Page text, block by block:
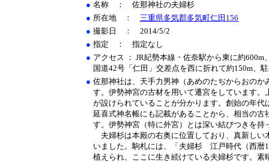
● 名称 ： 佐那神社の夫婦杉
● 所在地 ： 三重県多気郡多気町仁田156
● 撮影日 ： 2014/5/2
● 指定 ： 指定なし
● アクセス ： JR紀勢本線・佐奈駅から東に約
国道42号「仁田」交差点を西に折れて約150m、
● 佐那神社は、天手力男神（あめのたぢからおのか
す。伊勢神宮の古材を用いて遷宮をしています。
が設けられていることが分かります。創始の年代
延喜式神名帳にも記載があることから、相当の古
す。伊勢神宮（特に外宮）とは深い結びつきを持
夫婦杉は本殿の右奥に位置しており、真新しい
いました。駒札には、「夫婦杉 江戸時代（西暦
植えられ、ここに生き続けている夫婦杉です。素